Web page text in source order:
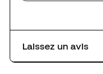
Laissez un avis